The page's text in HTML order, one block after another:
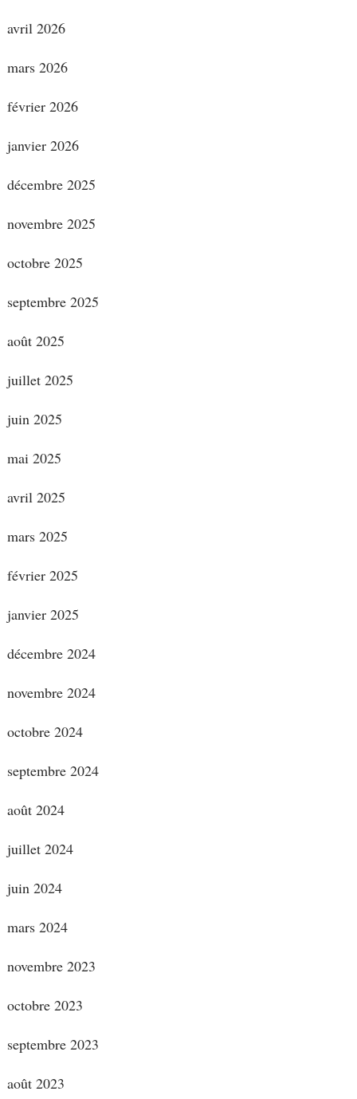
avril 2026
mars 2026
février 2026
janvier 2026
décembre 2025
novembre 2025
octobre 2025
septembre 2025
août 2025
juillet 2025
juin 2025
mai 2025
avril 2025
mars 2025
février 2025
janvier 2025
décembre 2024
novembre 2024
octobre 2024
septembre 2024
août 2024
juillet 2024
juin 2024
mars 2024
novembre 2023
octobre 2023
septembre 2023
août 2023